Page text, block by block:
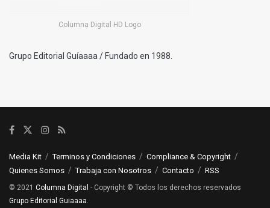
Columna Digital HD Logo
Grupo Editorial Guíaaaa / Fundado en 1988.
Media Kit Terminos y Condiciones
Compliance & Copyright
Quienes Somos
Trabaja con Nosotros Contacto RSS
© 2021 Columna Digital - Copyright © Todos los derechos reservados
Grupo Editorial Guiaaaa.